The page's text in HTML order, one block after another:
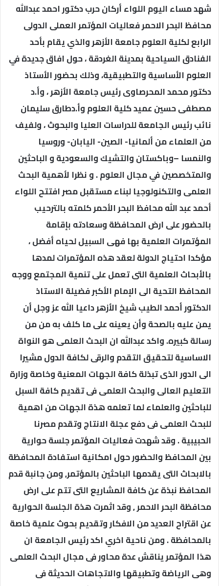
شهد مساء اليوم اللواء أركان حرب دكتور احمد عبدالله
محافظ البحر الاحمر فعاليات المؤتمر العملى الدولى
الرابع لكلية العلوم جامعة الأزهر والذي يقام بأحد
الفنادق السياحية بمدينة الغردقة ، حول افاق جديدة في
العلوم الأساسية والتطبيقية، وذلك بحضور الأستاذ
دكتور محمد المحرصاوى رئيس جامعة الأزهر ، وأ.د
مصطفى حسين عميد كلية العلوم وأ.دطارق سليمان
نائب رئيس الجامعة للدراسات العليا والبحوث ، ولفيف
من العلماء من ألمانيا- الصين- اليابان- وروسيا
والنمسا –وباكستان والتشيك والسعودية و الباحثين
والمتخصصين في مجال العلوم . و نظرا لأهمية البحث
العلمى والتكنولوجيا لبناء مستقبل مصر افتتح اللواء
أحمد عبد الله محافظ البحر الأحمر كلمته بالترحيب
بالحضور على ارض المحافظة وسعادته بإقامة
المؤتمرات العلمية بها فهى السبيل لحياه أفضل ،
مؤكدا احتياج الدولة لعقد هذه المؤتمرات لمدها
بالأبحاث العلمية التى تعمل على تنمية المجتمع ووجه
المحافظ التحية الى الإمام الأكبر فضيلة الاستاذ
الدكتور أحمد الطيب شيخ الأزهر داعيا الله عز وجل أن
يمن عليه بالصحة وأن يعينه على ما كلف به من من
رسالة كبيره. واكد عبدالله ان البحث العلمى هو النواة
الاساسية لتحقيق التقدم والرقى لكافة الدول مشيرا
الى الدور الذى تبذلة كافة الجهات المعنية وخاصة وزارة
التعليم العالى والبحث العلمى فى تقديم كافة السبل
للباحثين والعلماء لما تعلمه هذة الجهات من اهمية
للبحث العلمى فى دفع عجلة الانتاج وتقدم مصرنا
الحبيبية . وقد شهدت فعاليات المؤتمر جلسة حوارية
بين المحافظ والحضور حول امكانية استفادة المحافظة
بالابحاث التى يقدمها الباحثين بالمؤتمر, ومن جانبة قدم
المحافظ نبذة عن كافة المشاريع التى تتم على ارض
محافظة البحر الاحمر , وقد اثمرت هذة الجلسة الحوارية
عن اقتراح العديد من الافكار وتقديم بحوث علمية خاصة
بالمحافظة . ومن ناحية اخري اكد رئيس الجامعة ان
هذا المؤتمر يناقش عدة محاور فى مجال البحث العلمى
وهى الرياضة وتطبيقها والاتجاهات الحديثة فى